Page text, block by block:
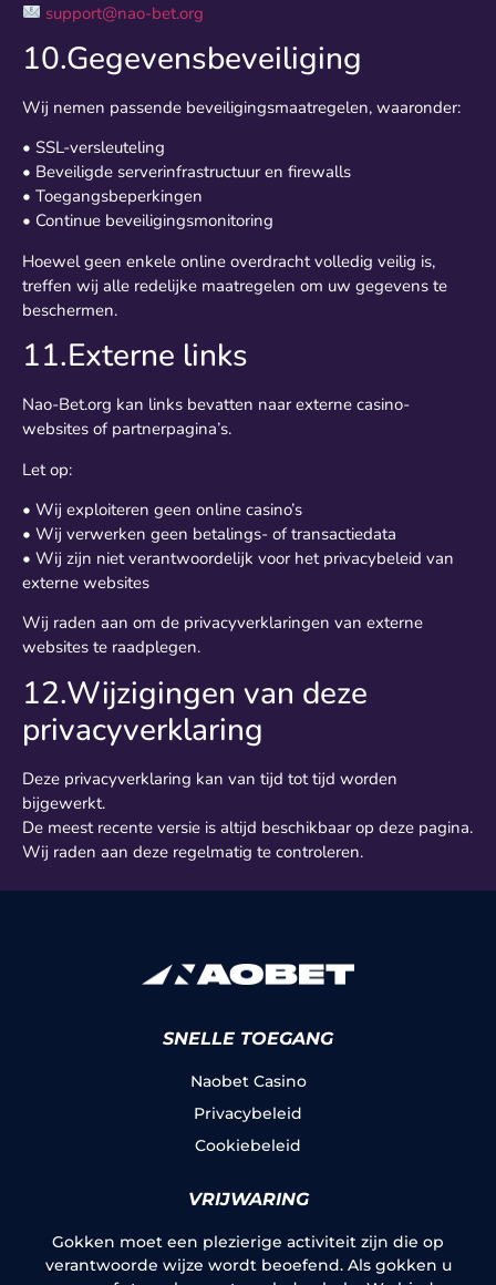
support@nao-bet.org
10.Gegevensbeveiliging
Wij nemen passende beveiligingsmaatregelen, waaronder:
• SSL-versleuteling
• Beveiligde serverinfrastructuur en firewalls
• Toegangsbeperkingen
• Continue beveiligingsmonitoring
Hoewel geen enkele online overdracht volledig veilig is,
treffen wij alle redelijke maatregelen om uw gegevens te
beschermen.
11.Externe links
Nao-Bet.org kan links bevatten naar externe casino-
websites of partnerpagina’s.
Let op:
• Wij exploiteren geen online casino’s
• Wij verwerken geen betalings- of transactiedata
• Wij zijn niet verantwoordelijk voor het privacybeleid van
externe websites
Wij raden aan om de privacyverklaringen van externe
websites te raadplegen.
12.Wijzigingen van deze
privacyverklaring
Deze privacyverklaring kan van tijd tot tijd worden
bijgewerkt.
De meest recente versie is altijd beschikbaar op deze pagina.
Wij raden aan deze regelmatig te controleren.
SNELLE TOEGANG
Naobet Casino
Privacybeleid
Cookiebeleid
VRIJWARING
Gokken moet een plezierige activiteit zijn die op
verantwoorde wijze wordt beoefend. Als gokken u